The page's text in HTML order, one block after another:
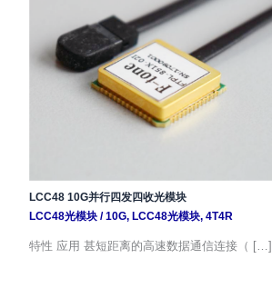
LCC48 10G并行四发四收光模块
LCC48光模块/10G, LCC48光模块, 4T4R
特性 应用 甚短距离的高速数据通信连接（ […]